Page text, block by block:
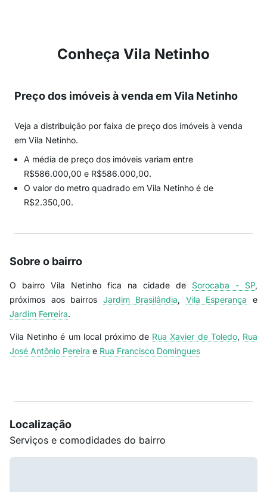
Conheça Vila Netinho
Preço dos imóveis à venda em Vila Netinho
Veja a distribuição por faixa de preço dos imóveis à venda
em Vila Netinho.
A média de preço dos imóveis variam entre
R$586.000,00 e R$586.000,00.
O valor do metro quadrado em Vila Netinho é de
R$2.350,00.
Sobre o bairro
O bairro Vila Netinho fica na cidade de Sorocaba - SP,
próximos aos bairros Jardim Brasilândia, Vila Esperança e
Jardim Ferreira.
Vila Netinho é um local próximo de Rua Xavier de Toledo, Rua
José Antônio Pereira e Rua Francisco Domingues
Localização
Serviços e comodidades do bairro